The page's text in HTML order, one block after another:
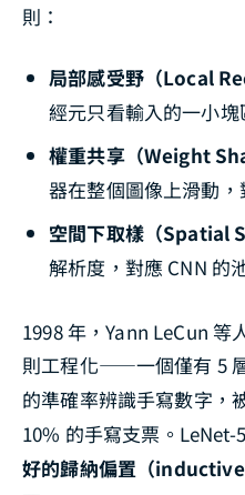
則：
局部感受野（Local
經元只看輸入的一小
權重共享（Weight
器在整個圖像上滑動
空間下取樣（Spatial
解析度，對應 CNN 的
1998 年，Yann LeCun 等
則工程化——一個僅有 5
的準確率辨識手寫數字，
10% 的手寫支票。LeNet-
好的歸納偏置（